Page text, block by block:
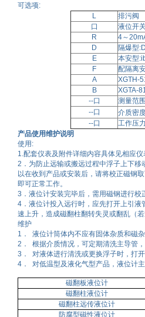
可选项:
L
排污阀
口
液位开
R
4～
D
隔爆型
E
本安型
F
配隔离
A
XGTH-
B
XGTA-
--口
测量范
--口
介质密
--口
工作压
产品使用维护说明
使用:
1.配套仪表及附件详细内容具体见相应
2．为防止远输或搬远过程中浮子上下
以在收到产品或安装后，请将校正磁钢
即可正常工作。
3．液位计安装完毕后，需用磁钢进行
4．液位计投入远行时，应先打开上引
速上升，造成磁翻柱翻转失灵或翻乱（
维护
1． 液位计筒体内不应有固体杂质和磁
2． 根据介质情况，可定期清洗主导管
3． 对液体进行清洗或更换浮子时，打
4． 对低温型及液化气型产品，液位计
磁翻板液位计
磁翻柱液位计
磁翻柱远传液位计
防腐型磁性液位计